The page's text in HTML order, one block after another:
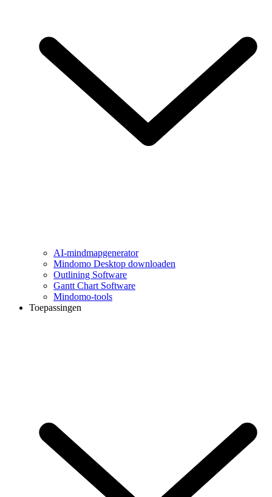
AI-mindmapgenerator
Mindomo Desktop downloaden
Outlining Software
Gantt Chart Software
Mindomo-tools
Toepassingen